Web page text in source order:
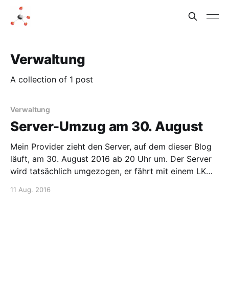
Verwaltung
A collection of 1 post
Verwaltung
Server-Umzug am 30. August
Mein Provider zieht den Server, auf dem dieser Blog
läuft, am 30. August 2016 ab 20 Uhr um. Der Server
wird tatsächlich umgezogen, er fährt mit einem LKW
sollte der Umzug abgeschlossen sein, in dieser Zeit
11 Aug. 2016